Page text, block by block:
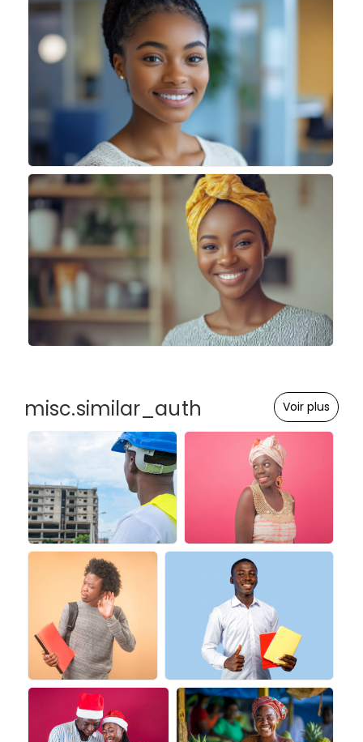
misc.similar_auth Voir plus